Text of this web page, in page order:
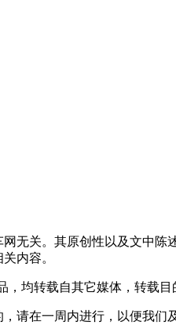
无关。其原创性以及文中
内容。
均转载自其它媒体，转载
在一周内进行，以便我们